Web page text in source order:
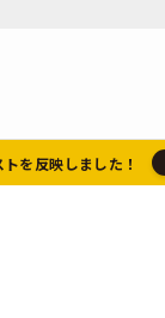
を反映しました！